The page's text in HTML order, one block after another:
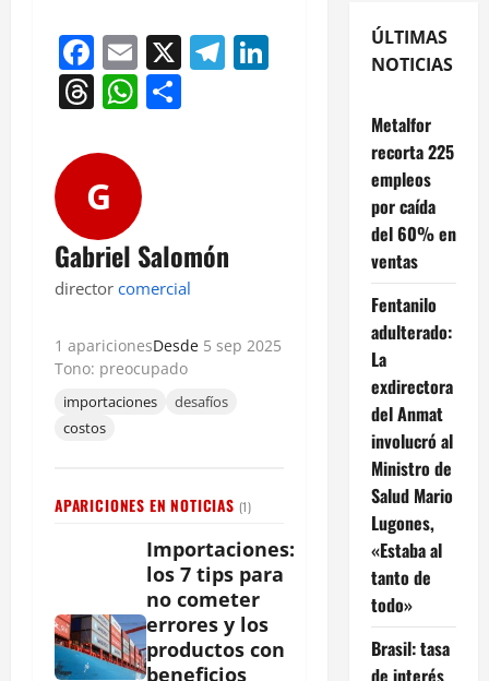
Facebook
Email
X Telegram
LinkedIn
Threads
WhatsApp
G
Gabriel Salomón
director comercial
1 aparicionesDesde 5 sep 2025
Tono: preocupado
importaciones
desafíos
costos
APARICIONES EN NOTICIAS (1)
Importaciones:
los 7 tips para
no cometer
errores y los
productos con
beneficios
ÚLTIMAS
NOTICIAS
Metalfor
recorta 225
empleos
por caída
del 60% en
ventas
Fentanilo
adulterado:
La
exdirectora
del Anmat
involucró al
Ministro de
Salud Mario
Lugones,
«Estaba al
tanto de
todo»
Brasil: tasa
de interés